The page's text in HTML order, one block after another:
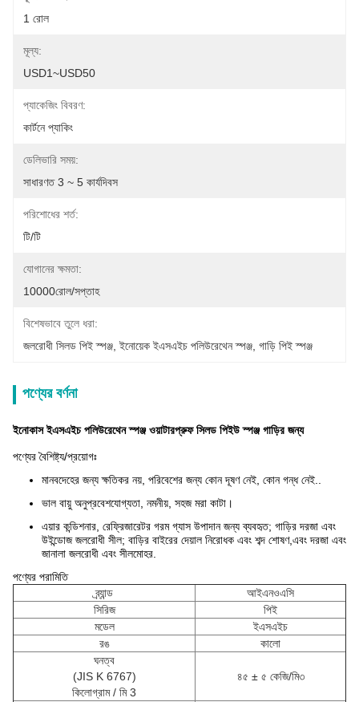
1 রোল
মূল্য:
USD1~USD50
প্যাকেজিং বিবরণ:
কার্টনে প্যাকিং
ডেলিভারি সময়:
সাধারণত 3 ~ 5 কার্যদিবস
পরিশোধের শর্ত:
টি/টি
যোগানের ক্ষমতা:
10000রোল/সপ্তাহ
বিশেষভাবে তুলে ধরা:
জলরোধী সিলড পিই স্পঞ্জ , ইনোয়েক ইএসএইচ পলিউরেথেন স্পঞ্জ গাড়ি পিই স্পঞ্জ
পণ্যের বর্ণনা
ইনোকাস ইএসএইচ পলিউরেথেন স্পঞ্জ ওয়াটারপ্রুফ সিলড পিইউ স্পঞ্জ গাড়ির জন্য
পণ্যের বৈশিষ্ট্য/প্রয়োগঃ
মানবদেহের জন্য ক্ষতিকর নয়, পরিবেশের জন্য কোন দূষণ নেই, কোন গন্ধ নেই..
ভাল বায়ু অনুপ্রবেশযোগ্যতা, নমনীয়, সহজ মরা কাটা।
এয়ার কন্ডিশনার, রেফ্রিজারেটর গরম গ্যাস উপাদান জন্য ব্যবহৃত; গাড়ির দরজা এবং
উইন্ডোজ জলরোধী সীল; বাড়ির বাইরের দেয়াল নিরোধক এবং শব্দ শোষণ,এবং দরজা এবং
জানালা জলরোধী এবং সীলমোহর.
পণ্যের পরামিতি
ব্র্যান্ড
আইএনওএসি
সিরিজ
পিই
মডেল
ইএসএইচ
রঙ
কালো
ঘনত্ব
(JIS K 6767)
কিলোগ্রাম / মি 3
৪৫ ± ৫ কেজি/মি৩